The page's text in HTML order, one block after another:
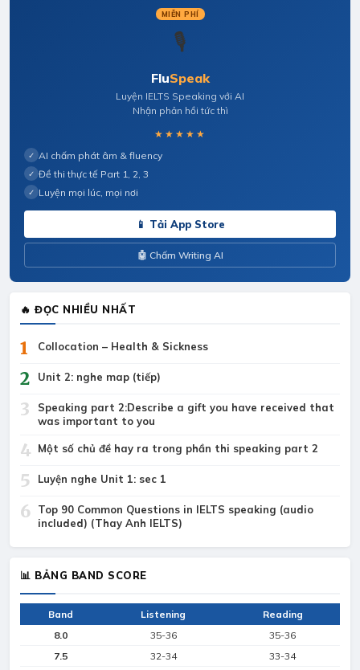
MIỄN PHÍ
🎙️
FluSpeak
Luyện IELTS Speaking với AI
Nhận phản hồi tức thì
★★★★★
✓ AI chấm phát âm & fluency
✓ Đề thi thực tế Part 1, 2, 3
✓ Luyện mọi lúc, mọi nơi
📱 Tải App Store
🤖 Chấm Writing AI
🔥 ĐỌC NHIỀU NHẤT
1 Collocation – Health & Sickness
2 Unit 2: nghe map (tiếp)
3
Speaking part 2:Describe a gift you have received that
was important to you
4 Một số chủ đề hay ra trong phần thi speaking part 2
5 Luyện nghe Unit 1: sec 1
6
Top 90 Common Questions in IELTS speaking (audio
included) (Thay Anh IELTS)
📊 BẢNG BAND SCORE
Band Listening
Reading
8.0
35-36
35-36
7.5
32-34
33-34